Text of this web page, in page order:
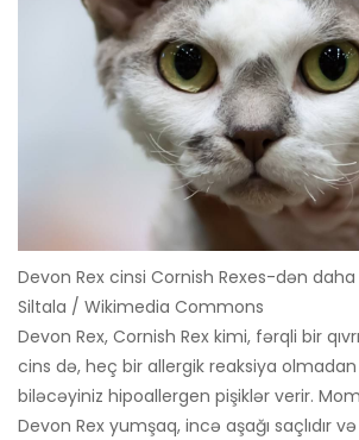
Devon Rex cinsi Cornish Rexes-dən daha
Siltala / Wikimedia Commons
Devon Rex, Cornish Rex kimi, fərqli bir
cins də, heç bir allergik reaksiya
biləcəyiniz hipoallergen pişiklər verir.
Devon Rex yumşaq, incə aşağı saçlıdır